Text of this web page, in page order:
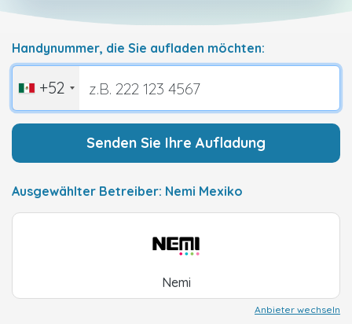
Handynummer, die Sie aufladen möchten:
+52
Senden Sie Ihre Aufladung
Ausgewählter Betreiber: Nemi Mexiko
Nemi
Anbieter wechseln